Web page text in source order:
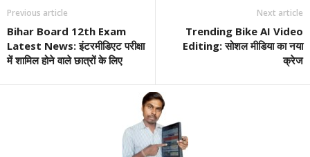
Previous article
Bihar Board 12th Exam
Latest News: इंटरमीडिएट परीक्षा
में शामिल होने वाले छात्रों के लिए
Next article
Trending Bike AI Video
Editing: सोशल मीडिया का नया
क्रेज